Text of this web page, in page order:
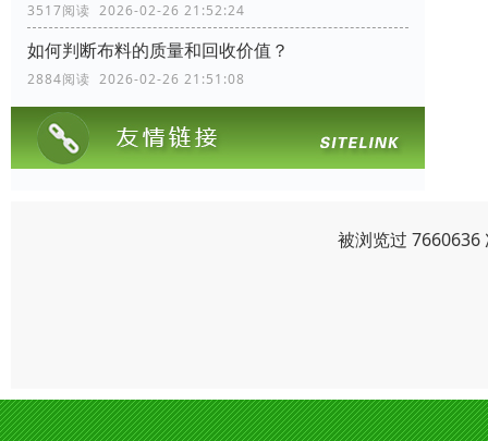
3517阅读 2026-02-26 21:52:24
如何判断布料的质量和回收价值？
2884阅读 2026-02-26 21:51:08
被浏览过